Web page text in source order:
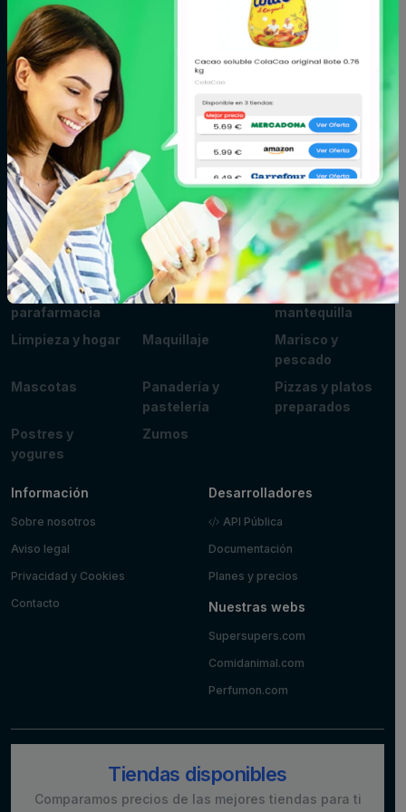
Aceite,
especias y
salsas
Aperitivos
Arroz,
legumbres y
pasta
caramelos y
chocolate
Bodega
Cacao, café e
infusiones
Carne
Cereales y
galletas
Charcutería y
quesos
Congelados
Conservas,
caldos y cremas
Cuidado del
cabello
Cuidado facial y
corporal
Fitoterapia y
parafarmacia
Fruta y verdura
Huevos, leche y
mantequilla
Limpieza y hogar
Maquillaje
Marisco y
pescado
Mascotas
Panadería y
pastelería
Pizzas y platos
preparados
Postres y
yogures
Zumos
Información
Sobre nosotros
Aviso legal
Privacidad y Cookies
Contacto
Desarrolladores
API Pública
Documentación
Planes y precios
Nuestras webs
Supersupers.com
Comidanimal.com
Perfumon.com
Tiendas disponibles
Comparamos precios de las mejores tiendas para ti